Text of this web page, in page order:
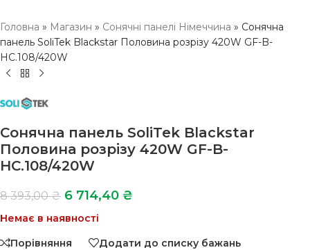
Головна » Магазин » Сонячні панелі Німеччина » Сонячна
панель SoliTek Blackstar Половина розрізу 420W GF-B-
HC.108/420W
Сонячна панель SoliTek Blackstar
Половина розрізу 420W GF-B-
HC.108/420W
8 393,00₴ 6 714,40 ₴
Немає в наявності
Порівняння
Додати до списку бажань